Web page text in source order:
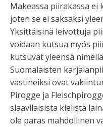
Makeassa piirakassa
joten se ei saksaksi
Yksittäisinä leivottuja
voidaan kutsua myös
kutsuvat yleensä nimellä
Suomalaisten
vastineiksi ovat
Pirogge ja
slaavilaisista kielistä
ole paras mahdollinen